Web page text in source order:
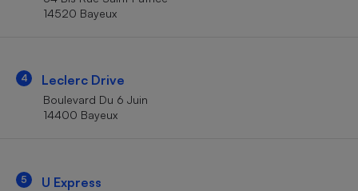
14520 Bayeux
4 Leclerc Drive
Boulevard Du 6 Juin
14400 Bayeux
5 U Express